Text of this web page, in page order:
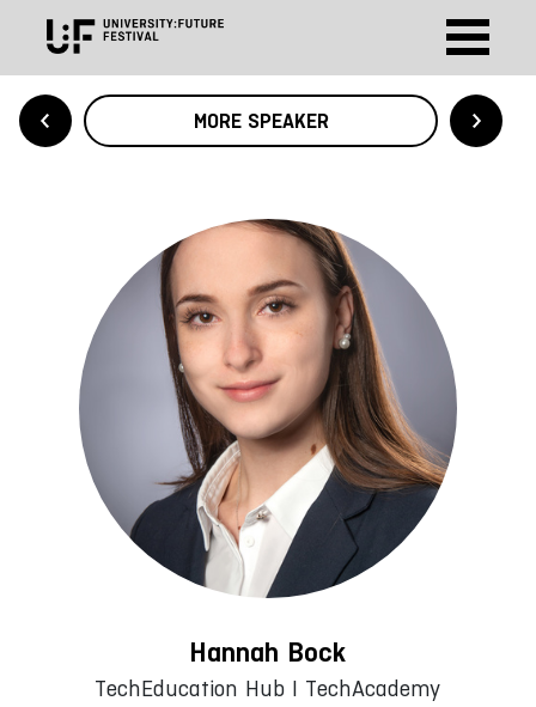
MORE SPEAKER
Hannah Bock
TechEducation Hub I TechAcademy